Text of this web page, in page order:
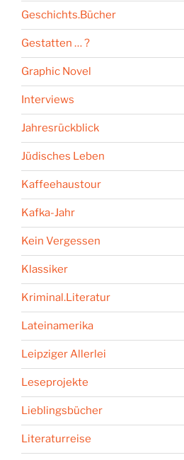
Geschichts.Bücher
Gestatten … ?
Graphic Novel
Interviews
Jahresrückblick
Jüdisches Leben
Kaffeehaustour
Kafka-Jahr
Kein Vergessen
Klassiker
Kriminal.Literatur
Lateinamerika
Leipziger Allerlei
Leseprojekte
Lieblingsbücher
Literaturreise